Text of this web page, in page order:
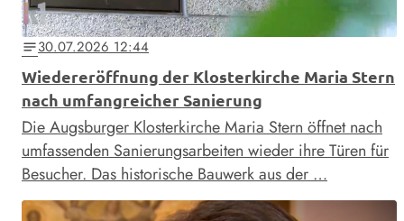
notes30.07.2026 12:44
Wiedereröffnung der Klosterkirche Maria Stern
nach umfangreicher Sanierung
Die Augsburger Klosterkirche Maria Stern öffnet nach
umfassenden Sanierungsarbeiten wieder ihre Türen für
Besucher. Das historische Bauwerk aus der …